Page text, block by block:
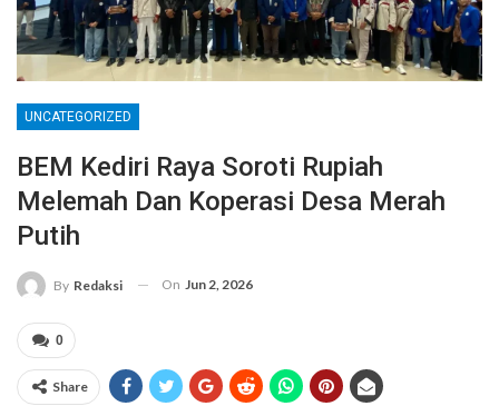
UNCATEGORIZED
BEM Kediri Raya Soroti Rupiah
Melemah Dan Koperasi Desa Merah
Putih
By Redaksi On Jun 2, 2026
0
Share